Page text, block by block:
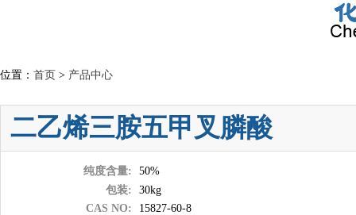
位置： 首页 > 产品中心
二乙烯三胺五甲叉膦酸
纯度含量:
50%
包装:
30kg
CAS NO:
15827-60-8